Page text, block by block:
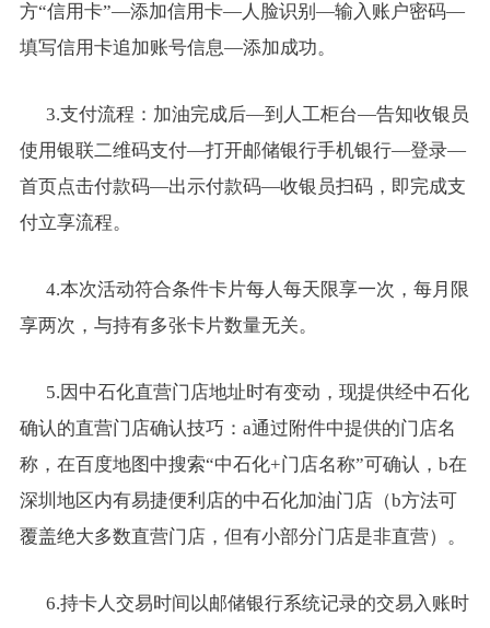
方“信用卡”—添加信用卡—人脸识别—输入账户密码—
填写信用卡追加账号信息—添加成功。
3.支付流程：加油完成后—到人工柜台—告知收银员
使用银联二维码支付—打开邮储银行手机银行—登录—
首页点击付款码—出示付款码—收银员扫码，即完成支
付立享流程。
4.本次活动符合条件卡片每人每天限享一次，每月限
享两次，与持有多张卡片数量无关。
5.因中石化直营门店地址时有变动，现提供经中石化
确认的直营门店确认技巧：a通过附件中提供的门店名
称，在百度地图中搜索“中石化+门店名称”可确认，b在
深圳地区内有易捷便利店的中石化加油门店（b方法可
覆盖绝大多数直营门店，但有小部分门店是非直营）。
6.持卡人交易时间以邮储银行系统记录的交易入账时